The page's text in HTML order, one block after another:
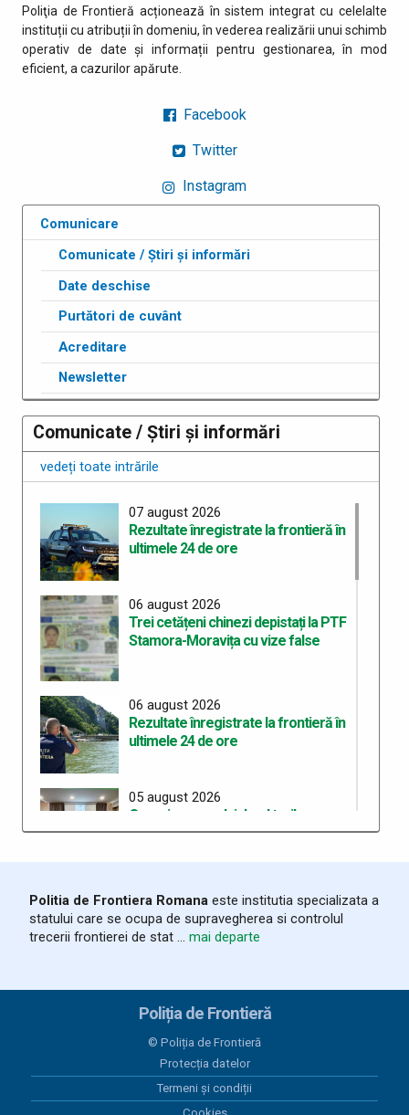
Poliţia de Frontieră acționează în sistem integrat cu celelalte
instituții cu atribuții în domeniu, în vederea realizării unui schimb
operativ de date și informații pentru gestionarea, în mod
eficient, a cazurilor apărute.
Facebook
Twitter
Instagram
Comunicare
Comunicate / Știri și informări
Date deschise
Purtători de cuvânt
Acreditare
Newsletter
Comunicate / Știri și informări
vedeți toate intrările
07 august 2026
Rezultate înregistrate la frontieră în
ultimele 24 de ore
06 august 2026
Trei cetățeni chinezi depistați la PTF
Stamora-Moravița cu vize false
06 august 2026
Rezultate înregistrate la frontieră în
ultimele 24 de ore
05 august 2026
Organizarea celui de-al treilea
Workshop pentru elaborarea unei
05 august 2026
Rezultate înregistrate la frontieră în
04 august 2026
Salvat la timp de polițiștii de frontieră,
după ce a adormit pe un colac în
mijlocul Dunării
Politia de Frontiera Romana este institutia specializata a
statului care se ocupa de supravegherea si controlul
trecerii frontierei de stat ... mai departe
Poliția de Frontieră
© Poliția de Frontieră
Protecția datelor
Termeni și condiții